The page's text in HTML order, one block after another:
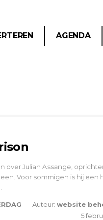
AGENDA
over Julian Assange,
Voor sommigen is hij een
Auteur: website
5